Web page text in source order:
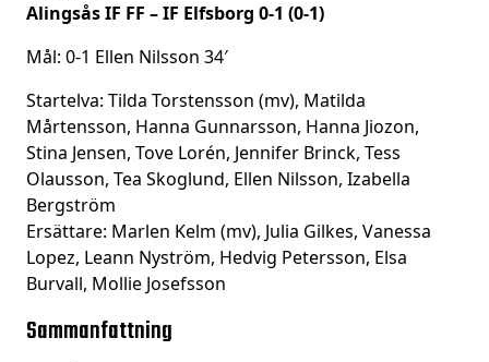
Alingsås IF FF – IF Elfsborg 0-1 (0-1)
Mål: 0-1 Ellen Nilsson 34′
Startelva: Tilda Torstensson (mv), Matilda
Mårtensson, Hanna Gunnarsson, Hanna Jiozon,
Stina Jensen, Tove Lorén, Jennifer Brinck, Tess
Olausson, Tea Skoglund, Ellen Nilsson, Izabella
Bergström
Ersättare: Marlen Kelm (mv), Julia Gilkes, Vanessa
Lopez, Leann Nyström, Hedvig Petersson, Elsa
Burvall, Mollie Josefsson
Sammanfattning